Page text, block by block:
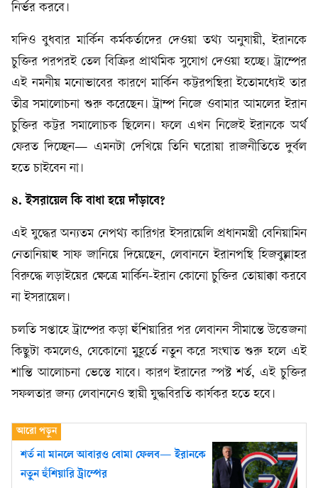
নির্ভর করবে।
যদিও বুধবার মার্কিন কর্মকর্তাদের দেওয়া তথ্য অনুযায়ী, ইরানকে
চুক্তির পরপরই তেল বিক্রির প্রাথমিক সুযোগ দেওয়া হচ্ছে। ট্রাম্পের
এই নমনীয় মনোভাবের কারণে মার্কিন কট্টরপন্থিরা ইতোমধ্যেই তার
তীব্র সমালোচনা শুরু করেছেন। ট্রাম্প নিজে ওবামার আমলের ইরান
চুক্তির কট্টর সমালোচক ছিলেন। ফলে এখন নিজেই ইরানকে অর্থ
ফেরত দিচ্ছেন— এমনটা দেখিয়ে তিনি ঘরোয়া রাজনীতিতে দুর্বল
হতে চাইবেন না।
৪. ইসরায়েল কি বাধা হয়ে দাঁড়াবে?
এই যুদ্ধের অন্যতম নেপথ্য কারিগর ইসরায়েলি প্রধানমন্ত্রী বেনিয়ামিন
নেতানিয়াহু সাফ জানিয়ে দিয়েছেন, লেবাননে ইরানপন্থি হিজবুল্লাহর
বিরুদ্ধে লড়াইয়ের ক্ষেত্রে মার্কিন-ইরান কোনো চুক্তির তোয়াক্কা করবে
না ইসরায়েল।
চলতি সপ্তাহে ট্রাম্পের কড়া হুঁশিয়ারির পর লেবানন সীমান্তে উত্তেজনা
কিছুটা কমলেও, যেকোনো মুহূর্তে নতুন করে সংঘাত শুরু হলে এই
শান্তি আলোচনা ভেস্তে যাবে। কারণ ইরানের স্পষ্ট শর্ত, এই চুক্তির
সফলতার জন্য লেবাননেও স্থায়ী যুদ্ধবিরতি কার্যকর হতে হবে।
শর্ত না মানলে আবারও বোমা ফেলব— ইরানকে
নতুন হুঁশিয়ারি ট্রাম্পের